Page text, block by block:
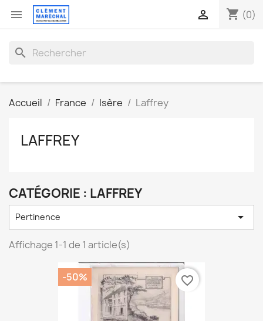
 shopping_cart (0)

search
Accueil France Isère Laffrey
LAFFREY
CATÉGORIE : LAFFREY
Pertinence 
Affichage 1-1 de 1 article(s)
-50% favorite_border